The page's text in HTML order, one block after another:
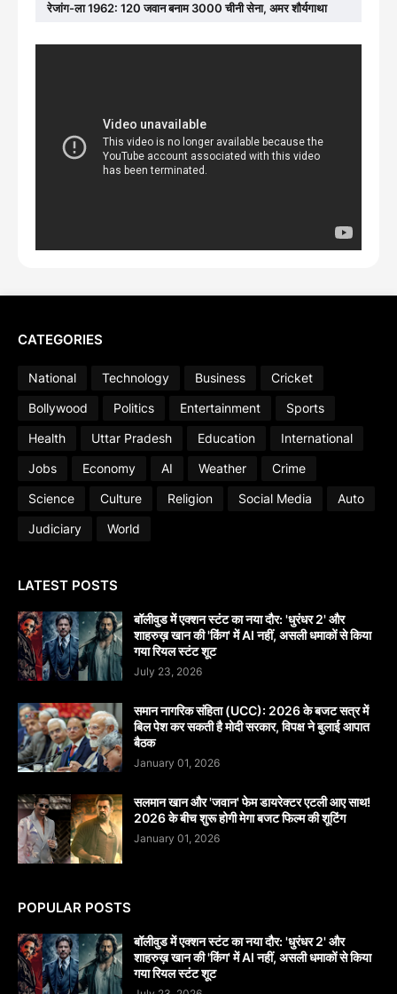
रेजांग-ला 1962: 120 जवान बनाम 3000 चीनी सेना, अमर शौर्यगाथा
CATEGORIES
National Technology Business
Cricket
Bollywood
Politics Entertainment
Sports
Health
Uttar Pradesh Education
International
Jobs
Economy AI Weather
Crime
Science
Culture Religion Social Media
Auto
Judiciary
World
LATEST POSTS
बॉलीवुड में एक्शन स्टंट का नया दौर: 'धुरंधर 2' और
शाहरुख़ खान की 'किंग' में AI नहीं, असली धमाकों से किया
गया रियल स्टंट शूट
July 23, 2026
समान नागरिक संहिता (UCC): 2026 के बजट सत्र में
बिल पेश कर सकती है मोदी सरकार, विपक्ष ने बुलाई आपात
बैठक
January 01, 2026
सलमान खान और 'जवान' फेम डायरेक्टर एटली आए साथ!
2026 के बीच शुरू होगी मेगा बजट फिल्म की शूटिंग
January 01, 2026
POPULAR POSTS
बॉलीवुड में एक्शन स्टंट का नया दौर: 'धुरंधर 2' और
शाहरुख़ खान की 'किंग' में AI नहीं, असली धमाकों से किया
गया रियल स्टंट शूट